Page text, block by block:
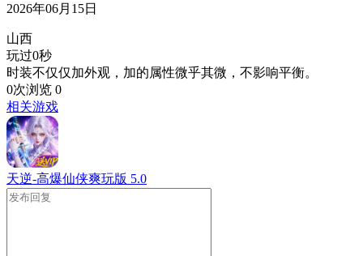
2026年06月15日
山西
玩过0秒
时装不仅仅加外观，加的属性微乎其微，不影响平衡。
0次浏览 0
相关游戏
天逆-高爆仙侠爽玩版 5.0